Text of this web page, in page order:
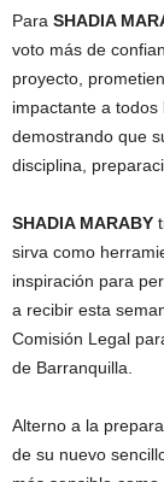
Para SHADIA
voto más de
proyecto,
impactante a todos
demostrando que
disciplina,
SHADIA MARABY
sirva como
inspiración para
a recibir esta
Comisión Legal
de Barranquilla.
Alterno a la
de su nuevo